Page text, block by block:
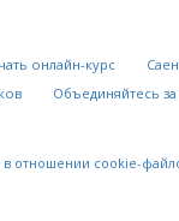
онлайн-курс
Объединяйтесь
в отношении cookie-